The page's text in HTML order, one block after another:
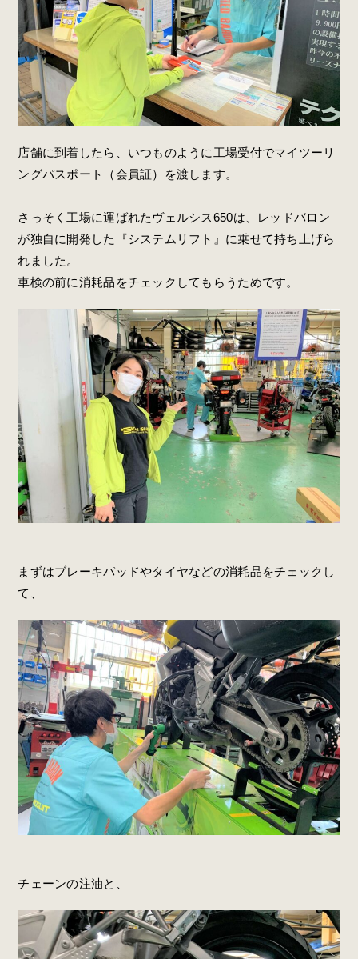
店舗に到着したら、いつものように工場受付でマイツーリ
ングパスポート（会員証）を渡します。
さっそく工場に運ばれたヴェルシス650は、レッドバロン
が独自に開発した『システムリフト』に乗せて持ち上げら
れました。
車検の前に消耗品をチェックしてもらうためです。
まずはブレーキパッドやタイヤなどの消耗品をチェックし
て、
チェーンの注油と、